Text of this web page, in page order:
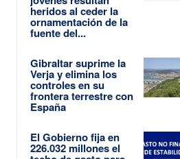
heridos al ceder la
ornamentación de la
fuente del...
Gibraltar suprime la
Verja y elimina los
controles en su
frontera terrestre con
España
El Gobierno fija en
226.032 millones el